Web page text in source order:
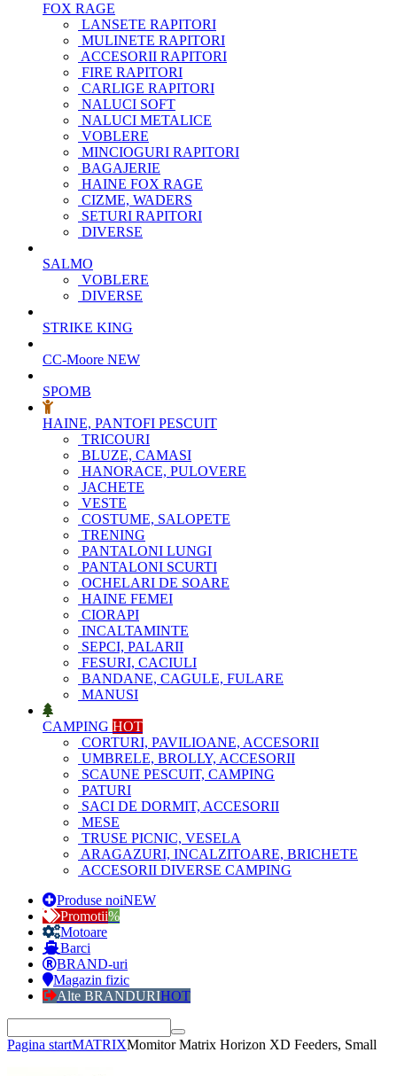
FOX RAGE
LANSETE RAPITORI
MULINETE RAPITORI
ACCESORII RAPITORI
FIRE RAPITORI
CARLIGE RAPITORI
NALUCI SOFT
NALUCI METALICE
VOBLERE
MINCIOGURI RAPITORI
BAGAJERIE
HAINE FOX RAGE
CIZME, WADERS
SETURI RAPITORI
DIVERSE
SALMO
VOBLERE
DIVERSE
STRIKE KING
CC-Moore NEW
SPOMB
HAINE, PANTOFI PESCUIT
TRICOURI
BLUZE, CAMASI
HANORACE, PULOVERE
JACHETE
VESTE
COSTUME, SALOPETE
TRENING
PANTALONI LUNGI
PANTALONI SCURTI
OCHELARI DE SOARE
HAINE FEMEI
CIORAPI
INCALTAMINTE
SEPCI, PALARII
FESURI, CACIULI
BANDANE, CAGULE, FULARE
MANUSI
CAMPING HOT
CORTURI, PAVILIOANE, ACCESORII
UMBRELE, BROLLY, ACCESORII
SCAUNE PESCUIT, CAMPING
PATURI
SACI DE DORMIT, ACCESORII
MESE
TRUSE PICNIC, VESELA
ARAGAZURI, INCALZITOARE, BRICHETE
ACCESORII DIVERSE CAMPING
Produse noiNEW
Promotii%
Motoare
Barci
BRAND-uri
Magazin fizic
Alte BRANDURIHOT
Pagina startMATRIXMomitor Matrix Horizon XD Feeders, Small